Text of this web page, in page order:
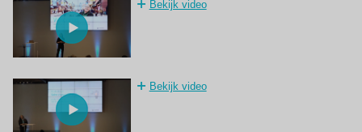
Bekijk video
Bekijk video